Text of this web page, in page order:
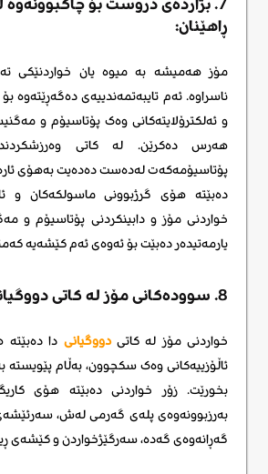
ڕاهێنان:
مۆز هەمیشە بە میوە یان خواردنێکی
ناسراوە. ئەم تایبەتمەندییەی دەگەڕێتەوە
و ئەلکترۆلایتەکانی وەک پۆتاسیۆم و
هەرس دەکرێن. لە کاتی
پۆتاسیۆمەکەت لەدەست دەدەیت بەهۆی
دەبێتە هۆی گرژبوونی ماسولکەکان و
خواردنی مۆز و دابینکردنی پۆتاسیۆم و
یارمەتیدەر دەبێت بۆ ئەوەی ئەم کێشەیە
8. سوودەکانی مۆز لە کاتی دووگیانیدا چین؟
خواردنی مۆز لە کاتیدووگیانی دا
ئاڵۆزییەکانی وەک سکچوون، بەڵام پێویستە
بخورێت. زۆر خواردنی دەبێتە هۆی
بەرزبوونەوەی پلەی گەرمی لەش،
گەڕانەوەی گەدە، سەرگێژخواردن و کێشەی